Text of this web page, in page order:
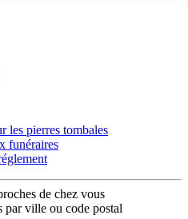
les pierres tombales
funéraires
de chez vous
par ville ou code postal